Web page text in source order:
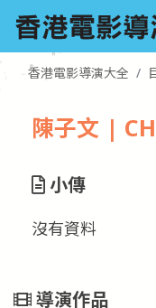
香港電影導演大全
陳子文 |
小傳
沒有資料
導演作品